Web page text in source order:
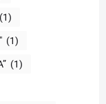
(1)
(1)
(1)